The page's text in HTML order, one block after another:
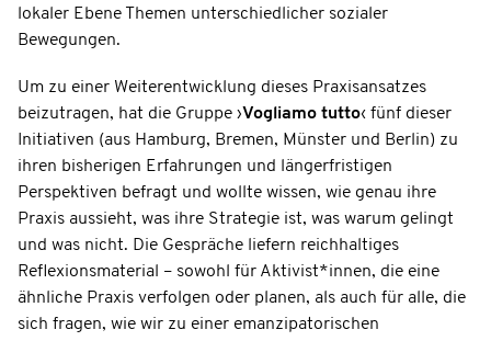
lokaler Ebene Themen unterschiedlicher sozialer
Bewegungen.
Um zu einer Weiterentwicklung dieses Praxisansatzes
beizutragen, hat die Gruppe ›Vogliamo tutto‹ fünf dieser
Initiativen (aus Hamburg, Bremen, Münster und Berlin) zu
ihren bisherigen Erfahrungen und längerfristigen
Perspektiven befragt und wollte wissen, wie genau ihre
Praxis aussieht, was ihre Strategie ist, was warum gelingt
und was nicht. Die Gespräche liefern reichhaltiges
Reflexionsmaterial – sowohl für Aktivist*innen, die eine
ähnliche Praxis verfolgen oder planen, als auch für alle, die
sich fragen, wie wir zu einer emanzipatorischen